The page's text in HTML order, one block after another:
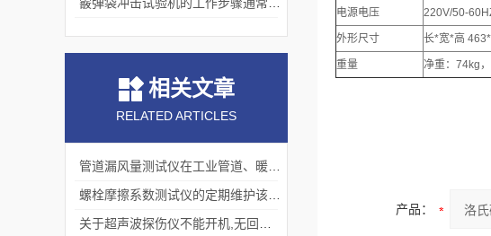
电源电压 220V/50-
外形尺寸 长*宽*高
重量 净重：74kg
产品：
相关文章
RELATED ARTICLES